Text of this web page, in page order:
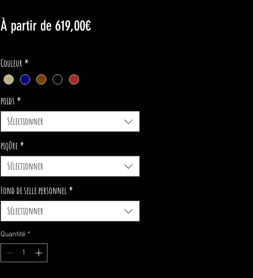
À partir de 619,00€Prix
Couleur *
poids *
Sélectionner
piqûre*
Sélectionner
Fond de selle personnel*
Sélectionner
Quantité *